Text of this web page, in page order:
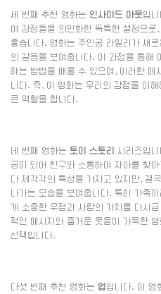
세 번째 추천 영화는 인사이드 아웃입
여 감정들을 의인화한 독특한 설정으
좋습니다. 영화는 주인공 라일리가 새
의 갈등을 보여줍니다. 이 과정을 통해
하는 방법을 배울 수 있으며, 이러한 메
니다. 즉, 이 영화는 우리의 감정을 이
큰 역할을 합니다.
네 번째 영화는 토이 스토리
시리즈입
공이 되어 친구와 소통하며 자아를 찾
다 제각각의 특성을 가지고 있지만, 결
나가는 모습을 보여줍니다. 특히 가족
게 소중한 우정과 사랑의 가치를 다시
적인 메시지와 즐거운 웃음이 가득한
선택입니다.
다섯 번째 추천 영화는 업입니다. 이 영